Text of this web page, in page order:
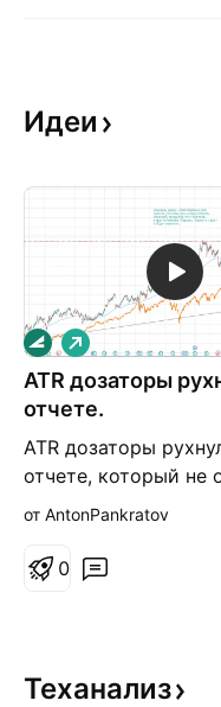
Идеи
ATR дозаторы
отчете.
ATR дозаторы
отчете, который не
ожидания
попробуем найти
Д
л
и
н
я
от AntonPankratov
0
Теханализ